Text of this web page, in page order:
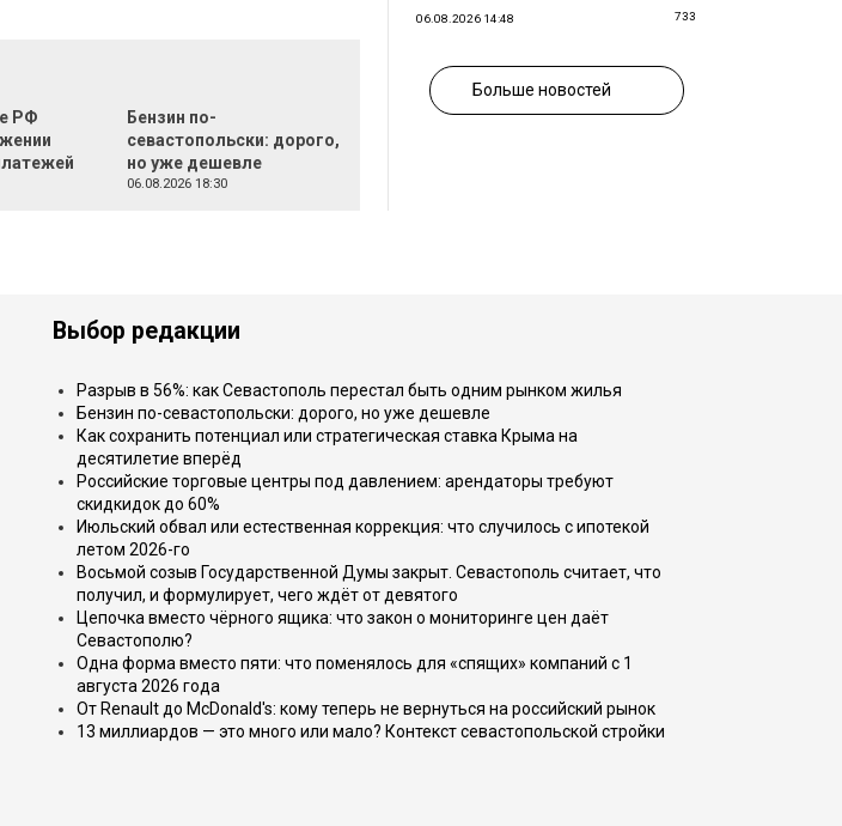
РФ
Бензин по-
севастопольски: дорого,
но уже дешевле
06.08.2026 18:30
06.08.2026 14:48 733
Больше новостей
Выбор редакции
Разрыв в 56%: как Севастополь перестал быть одним рынком жилья
Бензин по-севастопольски: дорого, но уже дешевле
Как сохранить потенциал или стратегическая ставка Крыма на
десятилетие вперёд
Российские торговые центры под давлением: арендаторы требуют
скидкидок до 60%
Июльский обвал или естественная коррекция: что случилось с ипотекой
летом 2026-го
Восьмой созыв Государственной Думы закрыт. Севастополь считает, что
получил, и формулирует, чего ждёт от девятого
Цепочка вместо чёрного ящика: что закон о мониторинге цен даёт
Севастополю?
Одна форма вместо пяти: что поменялось для «спящих» компаний с 1
августа 2026 года
От Renault до McDonald's: кому теперь не вернуться на российский рынок
13 миллиардов — это много или мало? Контекст севастопольской стройки